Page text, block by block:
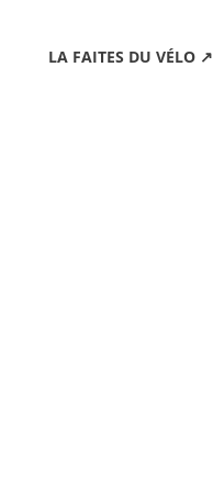
LA FAITES DU VÉLO ↗